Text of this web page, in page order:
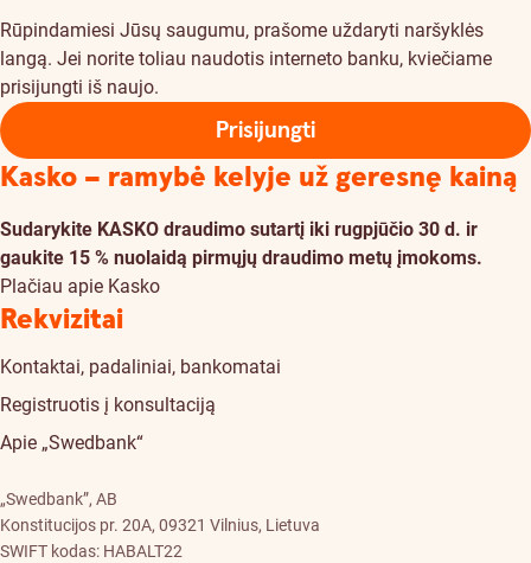
Rūpindamiesi Jūsų saugumu, prašome uždaryti naršyklės
langą. Jei norite toliau naudotis interneto banku, kviečiame
prisijungti iš naujo.
Prisijungti
Kasko – ramybė kelyje už geresnę kainą
Sudarykite KASKO draudimo sutartį iki rugpjūčio 30 d. ir
gaukite 15 % nuolaidą pirmųjų draudimo metų įmokoms.
Plačiau apie Kasko
Rekvizitai
Kontaktai, padaliniai, bankomatai
Registruotis į konsultaciją
Apie „Swedbank“
„Swedbank”, AB
Konstitucijos pr. 20A, 09321 Vilnius, Lietuva
SWIFT kodas: HABALT22